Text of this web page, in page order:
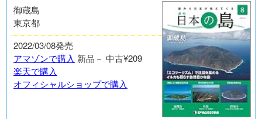
御蔵島
東京都
2022/03/08発売
アマゾンで購入 新品－ 中古¥209
楽天で購入
オフィシャルショップで購入